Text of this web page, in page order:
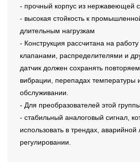
- прочный корпус из нержавеющей
- высокая стойкость к
длительным нагрузкам
- Конструкция рассчитана на
клапанами, распределителями и
датчик должен сохранять
вибрации, перепадах температуры
обслуживании.
- Для преобразователей этой
- стабильный аналоговый сигнал,
использовать в трендах, аварийной
регулировании.